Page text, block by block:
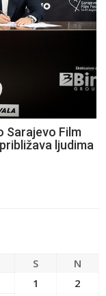
Sarajevo Film
ljudima
S
N
1
2